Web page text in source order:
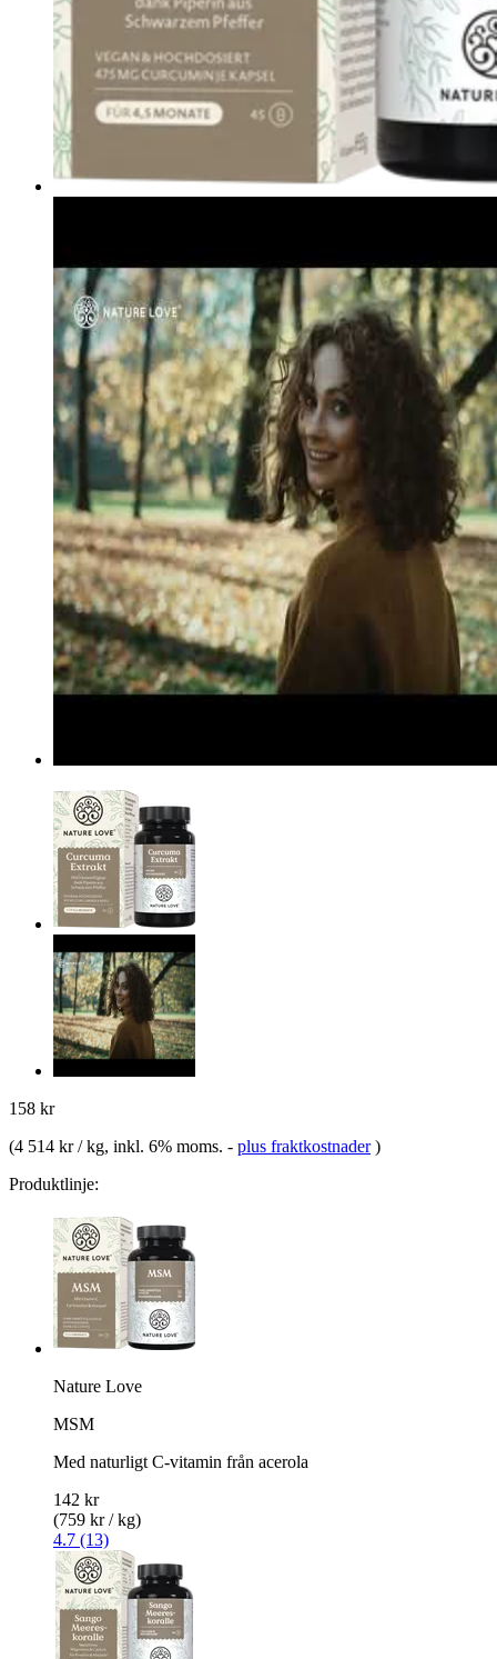
158 kr
(4 514 kr / kg, inkl. 6% moms. - plus fraktkostnader )
Produktlinje:
Nature Love
MSM
Med naturligt C-vitamin från acerola
142 kr
(759 kr / kg)
4.7 (13)